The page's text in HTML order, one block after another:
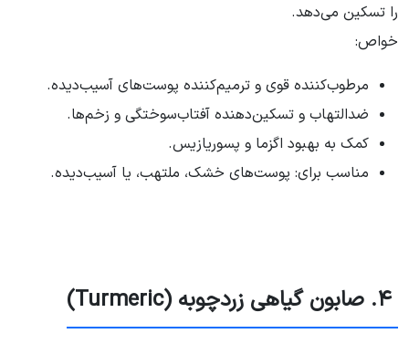
را تسکین می‌دهد.
خواص:
مرطوب‌کننده قوی و ترمیم‌کننده پوست‌های آسیب‌دیده.
ضدالتهاب و تسکین‌دهنده آفتاب‌سوختگی و زخم‌ها.
کمک به بهبود اگزما و پسوریازیس.
مناسب برای: پوست‌های خشک، ملتهب، یا آسیب‌دیده.